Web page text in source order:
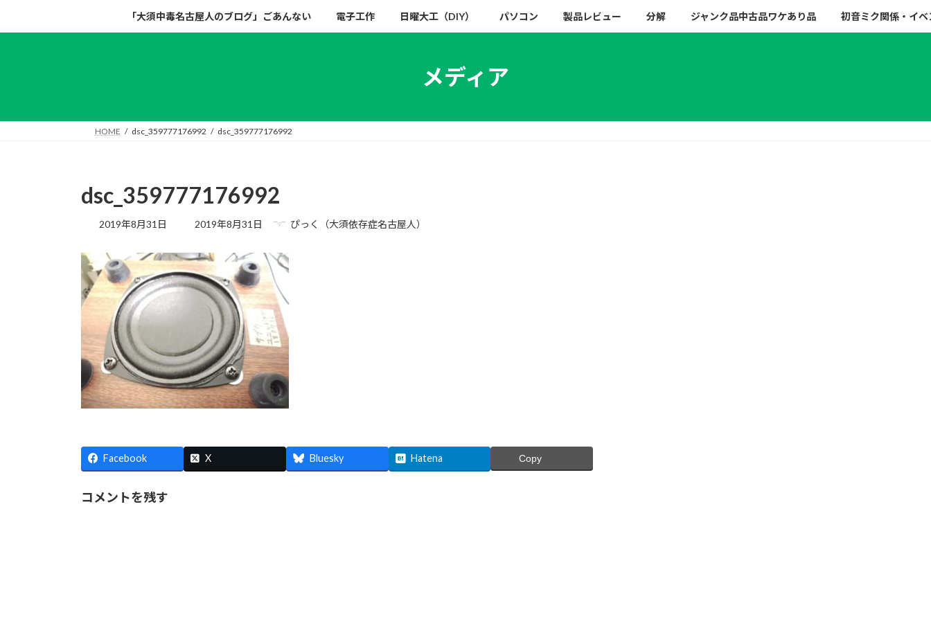
キ
に
「大須中毒名古屋人のブログ」ごあんない 電子工作 日曜大工（DIY） パソコン 製品レビュー 分解 ジャンク品中古品ワケあり品 初音ミク関係・イベ
メディア
HOME dsc_359777176992 dsc_359777176992
dsc_359777176992
2019年8月31日
最
更
新
日
時
2019年8月31日 ぴっく（大須依存症名古屋人）
Facebook X Bluesky Hatena Copy
コメントを残す